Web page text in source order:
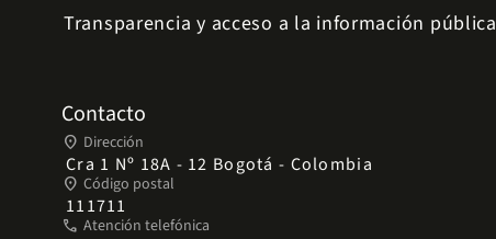
Transparencia y acceso a la información pública
Contacto
place Dirección
Cra 1 Nº 18A - 12 Bogotá - Colombia
place Código postal
111711
phone Atención telefónica